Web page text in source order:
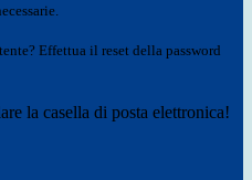
Effettua il reset della password
la casella di posta elettronica!